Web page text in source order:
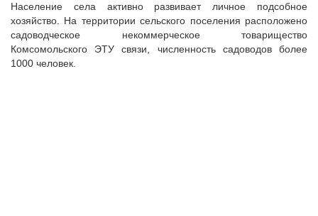
Население села активно развивает личное подсобное
хозяйство. На территории сельского поселения расположено
садоводческое некоммерческое товарищество
Комсомольского ЭТУ связи, численность садоводов более
1000 человек.